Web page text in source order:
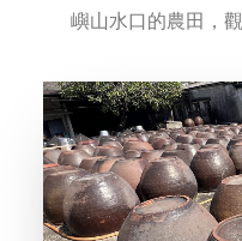
嶼山水口的農田，